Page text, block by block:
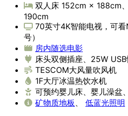
双人床 152cm × 188cm
190cm
70英寸4K智能电视，可
号）
房内随选电影
床头双侧插座、25W
TESCOM大风量吹风机
1F大厅冰温热饮水机
可预约婴儿床、婴儿澡盆
矿物质地板 、 低蓝光照明